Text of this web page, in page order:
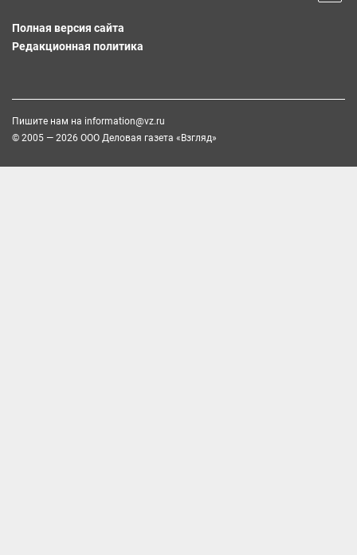
Полная версия сайта
Редакционная политика
Пишите нам на information@vz.ru
© 2005 — 2026 ООО Деловая газета «Взгляд»